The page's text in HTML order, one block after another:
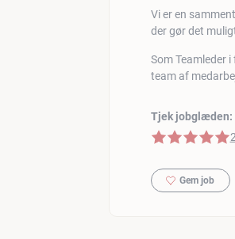
Vi er en
der gør det
Som Teamleder
team af
Tjek jobglæden:
5 af 5 stjerner
Gem job